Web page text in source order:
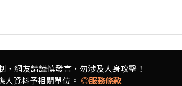
， 網友請謹慎發言，勿涉及人身攻擊！
人資料予相關單位。 ◎服務條款